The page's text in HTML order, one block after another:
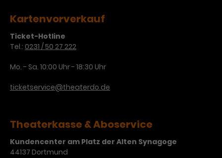
Kartenvorverkauf
Ticket-Hotline
Tel.: 0231 / 50 27 222
Mo. - Sa. 10:00 Uhr - 18:30 Uhr
ticketservice@theaterdo.de
Theaterkasse & Aboservice
Kundencenter am Platz der Alten Synagoge
44137 Dortmund